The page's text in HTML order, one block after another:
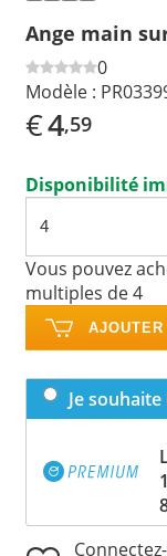
Ange main
0
Modèle :
€4,59
Disponibilité
Vous pouvez
multiples de 4
Je